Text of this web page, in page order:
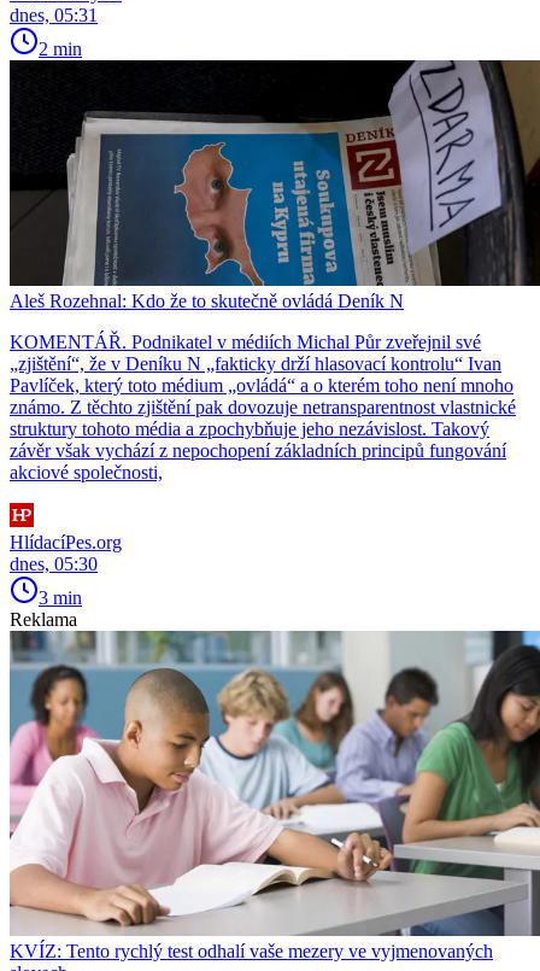
dnes, 05:31
2 min
Aleš Rozehnal: Kdo že to skutečně ovládá Deník N
KOMENTÁŘ. Podnikatel v médiích Michal Půr zveřejnil své
„zjištění“, že v Deníku N „fakticky drží hlasovací kontrolu“ Ivan
Pavlíček, který toto médium „ovládá“ a o kterém toho není mnoho
známo. Z těchto zjištění pak dovozuje netransparentnost vlastnické
struktury tohoto média a zpochybňuje jeho nezávislost. Takový
závěr však vychází z nepochopení základních principů fungování
akciové společnosti,
HlídacíPes.org
dnes, 05:30
3 min
Reklama
KVÍZ: Tento rychlý test odhalí vaše mezery ve vyjmenovaných